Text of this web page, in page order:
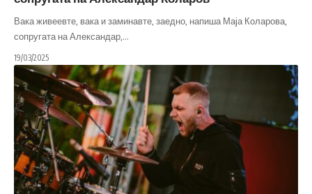
Вака живеевте, вака и заминавте, заедно, напиша Маја Коларова,
сопругата на Александар, …
19/03/2025